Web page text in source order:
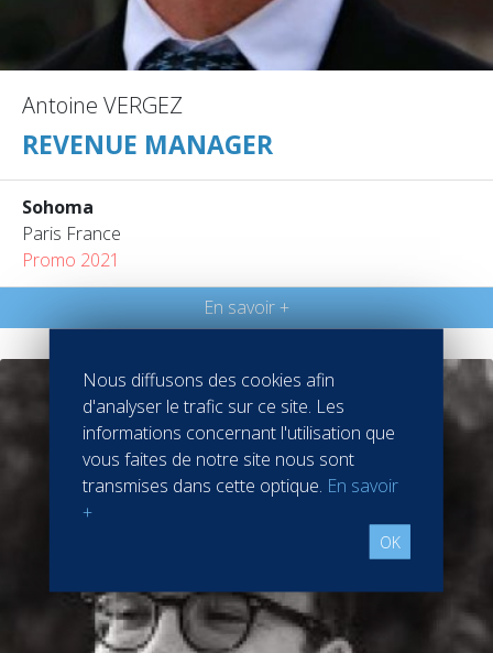
Antoine VERGEZ
REVENUE MANAGER
Sohoma
Paris France
Promo 2021
En savoir +
Nous diffusons des cookies afin
d'analyser le trafic sur ce site. Les
informations concernant l'utilisation que
vous faites de notre site nous sont
transmises dans cette optique. En savoir
+
OK